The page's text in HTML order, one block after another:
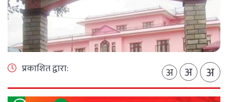
प्रकाशित द्वारा: अ अ अ